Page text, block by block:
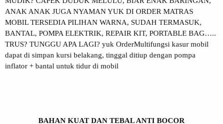
ANAK ANAK JUGA NYAMAN YUK DI ORDER MATRAS
MOBIL TERSEDIA PILIHAN WARNA, SUDAH TERMASUK,
BANTAL, POMPA ELEKTRIK, REPAIR KIT, PORTABLE BAG…..
TRUS? TUNGGU APA LAGI? yuk OrderMultifungsi kasur mobil
dapat di simpan kursi belakang, tinggal ditiup dengan pompa
inflator + bantal untuk tidur di mobil
BAHAN KUAT DAN TEBAL ANTI BOCOR